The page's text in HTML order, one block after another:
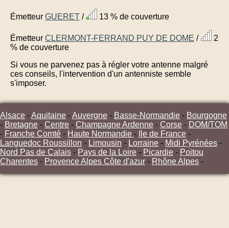
Émetteur GUERET / 13 % de couverture
Émetteur CLERMONT-FERRAND PUY DE DOME /
2
% de couverture
Si vous ne parvenez pas à régler votre antenne malgré
ces conseils, l'intervention d'un antenniste semble
s'imposer.
Alsace -Aquitaine -Auvergne - Basse-Normandie - Bourgogne
- Bretagne - Centre - Champagne Ardenne - Corse - DOM/TOM
- Franche Comté - Haute Normandie - Ile de France -
Languedoc Roussillon - Limousin - Lorraine - Midi Pyrénées -
Nord Pas de Calais - Pays de la Loire - Picardie - Poitou
Charentes - Provence Alpes Côte d'azur - Rhône Alpes -